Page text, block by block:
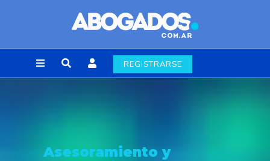
REGISTRARSE
Noticia